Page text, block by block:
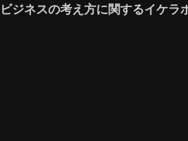
ビジネスの考え方に関するイケラ